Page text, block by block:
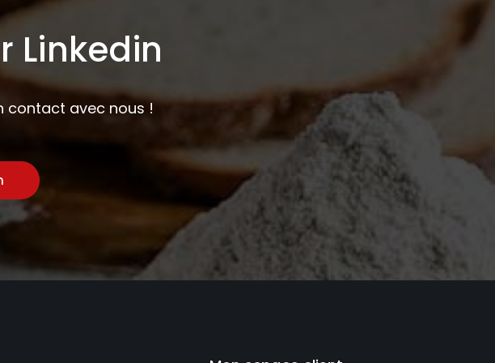
Linkedin
contact avec nous !